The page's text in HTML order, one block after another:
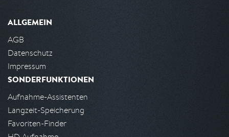
ALLGEMEIN
AGB
Datenschutz
Impressum
SONDERFUNKTIONEN
Aufnahme-Assistenten
Langzeit-Speicherung
Favoriten-Finder